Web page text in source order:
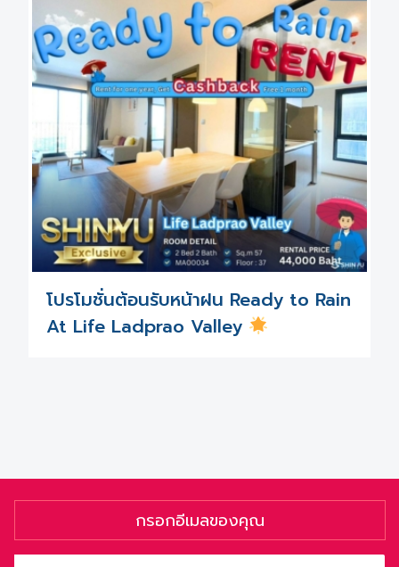
โปรโมชั่นต้อนรับหน้าฝน Ready to Rain
At Life Ladprao Valley